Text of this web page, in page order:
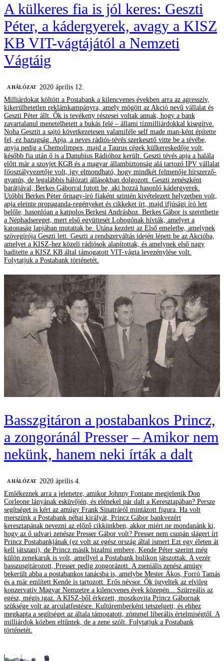
A külkeres fia is jól keres: Geszti
Péter, a kádergyerek, avagy a KISZ
KB VIT-vágtájától a Nemzeti
Vágtáig
A HÁLÓZAT 2020 április 12.
Milliárdokat költött a Postabank a kilencvenes években arra az agresszív,
kikerülhetetlen reklámkampányra, amely mögött az Akció nevű vállalat és
Geszti Péter állt. Ők is tevékeny részesei voltak annak, hogy a bank
zavartalanul menetelhetett a bukás felé – állami tízmilliárdokkal kisegítve.
Noha Gesztit a sajtó következetesen valamiféle self made man-ként építette
fel, ez hazugság. Apja, a neves rádiós-tévés szerkesztő vitte be a tévébe,
anyja pedig a Chemolimpex, majd a Taurus cégek külkereskedője volt,
később fia után ő is a Danubius Rádióhoz került. Geszti tévés apja a halála
előtt már a szovjet KGB és a magyar állambiztonság alá tartozó IPV vállalat
főosztályvezetője volt, így elmondható, hogy mindkét felmenője hírszerző-
gyanús, de legalábbis hálózati állásokban dolgozott. Geszti zenészként
barátjával, Berkes Gáborral futott be, aki hozzá hasonló kádergyerek.
Utóbbi Berkes Péter őrnagy-író fiaként szintén kivételezett helyzetben volt,
apja eleinte propaganda-regényeket és cikkeket írt, majd ifjúsági író lett
belőle, hasonlóan a katpolos Berkesi Andráshoz. Berkes Gábor is szerethette
a Néphadsereget, mert első együttesét Lobogónak hívták, amelyet a
katonaság lapjában mutattak be. Utána kezdett az Első emeletbe, amelynek
szövegírója Geszti lett. Geszti a rendszerváltás idején lépett be az Akcióba,
amelyet a KISZ-hez közeli rádiósok alapítottak, és amelynek első nagy
haditette a KISZ KB által támogatott VIT-vágta levezénylése volt.
Folytatjuk a Postabank történetét.
Basszgitáron a postabankos Princz,
a zongoránál Presser – Amikor nem
nekünk, hanem neki írták a dalt
A HÁLÓZAT
2020 április 4.
Emlékeznek arra a jelenetre, amikor Johnny Fontane megjelenik Don
Corleone lányának esküvőjén, és elénekel pár dalt a Keresztapában? Persze
segítséget is kért az amúgy Frank Sinatráról mintázott figura. Ha volt
merszünk a Postabank néhai királyát, Princz Gábor bankvezért
keresztapának nevezni az előző cikkünkben, akkor miért ne mondanánk ki,
hogy az ő udvari zenésze Presser Gábor volt? Presser nem csupán slágert írt
Princz Postabankjának (ez volt az egész ország által ismert Ezt egy életen át
kell játszani), de Princz másik bizalmi embere, Kende Péter szerint még
külön zenekaruk is volt, amellyel a Postabank bulikon játszottak. A vezér
basszusgitározott, Presser pedig zongorázott. A zseniális zenész amúgy
bekerült abba a postabankos tanácsba is, amelybe Mester Ákos, Forró Tamás
és a már említett Kende is tartozott. Erős névsor. Ők ügyeltek az elvileg
konzervatív Magyar Nemzetre a kilencvenes évek közepén... Szürreális az
egész, mégis igaz. A KISZ-ből érkezett, moszkovita Princz Gábornak
szüksége volt az arculatfestésre. Kultúremberként tetszelgett, és ehhez
megkapta a segítséget az általa támogatott, zömmel liberális értelmiségtől. A
milliárdok közben eltűntek, de a zene szólt. Folytatjuk a Postabank
történetét.